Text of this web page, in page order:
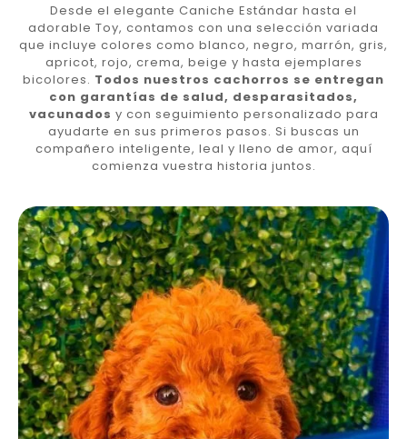
Desde el elegante Caniche Estándar hasta el
adorable Toy, contamos con una selección variada
que incluye colores como blanco, negro, marrón, gris,
apricot, rojo, crema, beige y hasta ejemplares
bicolores. Todos nuestros cachorros se entregan
con garantías de salud, desparasitados,
vacunados y con seguimiento personalizado para
ayudarte en sus primeros pasos. Si buscas un
compañero inteligente, leal y lleno de amor, aquí
comienza vuestra historia juntos.